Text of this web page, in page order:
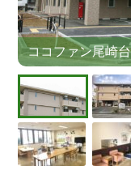
ココファン尾崎台